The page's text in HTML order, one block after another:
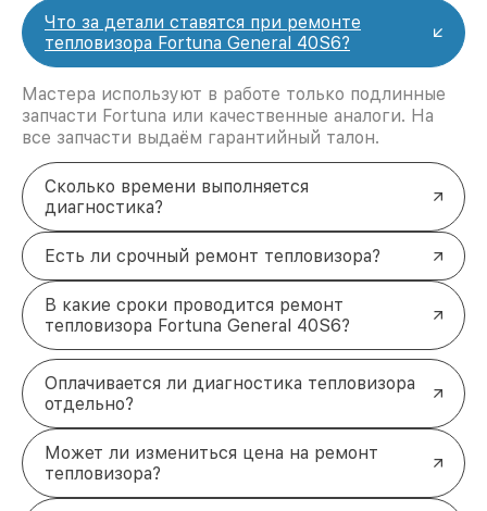
Что за детали ставятся при ремонте
тепловизора Fortuna General 40S6?
Мастера используют в работе только подлинные
запчасти Fortuna или качественные аналоги. На
все запчасти выдаём гарантийный талон.
Сколько времени выполняется
диагностика?
Есть ли срочный ремонт тепловизора?
В какие сроки проводится ремонт
тепловизора Fortuna General 40S6?
Оплачивается ли диагностика тепловизора
отдельно?
Может ли измениться цена на ремонт
тепловизора?